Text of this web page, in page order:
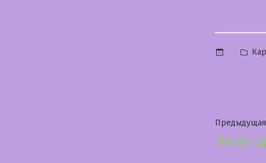
по
Предыдущая
Лида